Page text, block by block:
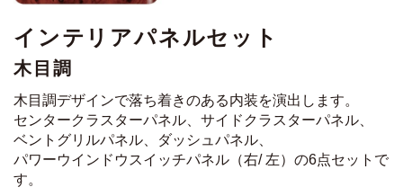
インテリアパネルセット
木目調
木目調デザインで落ち着きのある内装を演出します。
センタークラスターパネル、サイドクラスターパネル、
ベントグリルパネル、ダッシュパネル、
パワーウインドウスイッチパネル（右/ 左）の6点セットで
す。